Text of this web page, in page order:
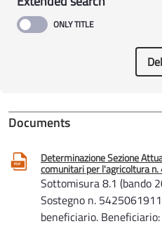
Documents
Determinazione Sezione
comunitari per l'agricoltura
Sottomisura 8.1 (bando
Sostegno n.
beneficiario.